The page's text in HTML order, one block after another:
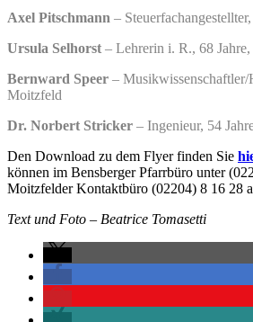
Axel Pitschmann –
Ursula Selhorst – Lehrerin i. R., 68 Jahre,
Bernward Speer – Musikwissenschaftler/
Moitzfeld
Dr. Norbert Stricker – Ingenieur, 54
Den Download zu dem Flyer finden Sie
können im Bensberger Pfarrbüro unter
Moitzfelder Kontaktbüro (02204) 8 16 28
Text und Foto – Beatrice Tomasetti